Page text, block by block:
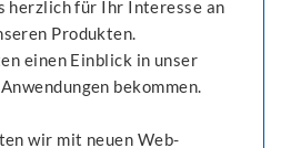
herzlich für Ihr Interesse an
Produkten.
einen Einblick in unser
bekommen.
wir mit neuen Web-